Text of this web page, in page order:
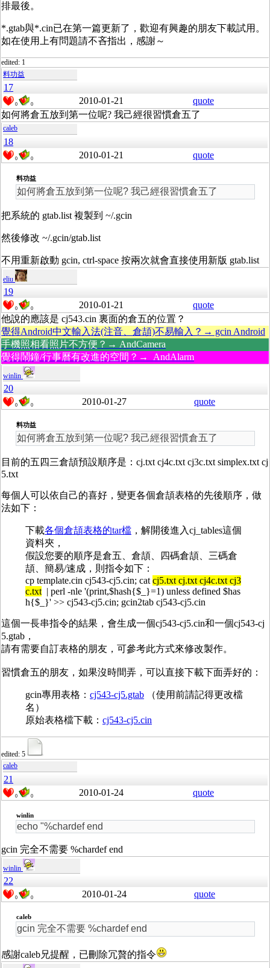
排最後。
*.gtab與*.cin已在第一篇更新了，歡迎有興趣的朋友下載試用。
如在使用上有問題請不吝指出，感謝～
edited: 1
料功益
17
0 0 2010-01-21
quote
如何將倉五放到第一位呢? 我己經很習慣倉五了
caleb
18
0 0 2010-01-21 quote
料功益
如何將倉五放到第一位呢? 我己經很習慣倉五了
把系統的 gtab.list 複製到 ~/.gcin
然後修改 ~/.gcin/gtab.list
不用重新啟動 gcin, ctrl-space 按兩次就會直接使用新版 gtab.list
eliu
19
0 0 2010-01-21
quote
他說的應該是 cj543.cin 裏面的倉五的位置？
覺得Android中文輸入法(注音、倉頡)不易輸入？→ gcin Android
手機照相看照片不方便？→ AndCamera
覺得鬧鐘/行事曆有改進的空間？→ AndAlarm
winlin
20
0 0 2010-01-27 quote
料功益
如何將倉五放到第一位呢? 我己經很習慣倉五了
目前的五四三倉頡預設順序是：cj.txt cj4c.txt cj3c.txt simplex.txt cj
5.txt
每個人可以依自己的喜好，變更各個倉頡表格的先後順序，做
法如下：
下載各個倉頡表格的tar檔 ，解開後進入cj_tables這個
資料夾，
假設您要的順序是倉五、倉頡、四碼倉頡、三碼倉
頡、簡易/速成，則指令如下：
cp template.cin cj543-cj5.cin; catcj5.txt cj.txt cj4c.txt cj3
c.txt| perl -nle '(print,$hash{$_}=1) unless defined $has
h{$_}' >> cj543-cj5.cin; gcin2tab cj543-cj5.cin
這個一長串指令的結果，會生成一個cj543-cj5.cin和一個cj543-cj
5.gtab，
請有需要自訂表格的朋友，可參考此方式來修改製作。
習慣倉五的朋友，如果沒時間弄，可以直接下載下面弄好的：
gcin專用表格： cj543-cj5.gtab （使用前請記得更改檔
名）
原始表格檔下載： cj543-cj5.cin
edited: 5
caleb
21
0 0 2010-01-24 quote
winlin
echo "%chardef end
gcin 完全不需要 %chardef end
winlin
22
0 0 2010-01-24 quote
caleb
gcin 完全不需要 %chardef end
感謝caleb兄提醒，已刪除冗贅的指令